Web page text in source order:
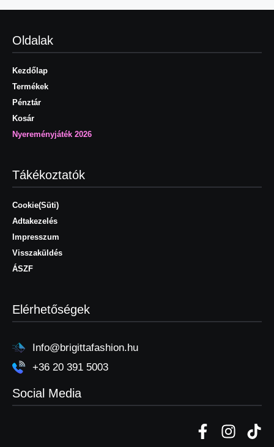
Oldalak
Kezdőlap
Termékek
Pénztár
Kosár
Nyereményjáték 2026
Tákékoztatók
Cookie(Süti)
Adtakezelés
Impresszum
Visszaküldés
ÁSZF
Elérhetőségek
Info@brigittafashion.hu
+36 20 391 5003
Social Media